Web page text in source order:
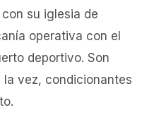
su iglesia de
operativa con el
deportivo. Son
la vez, condicionantes